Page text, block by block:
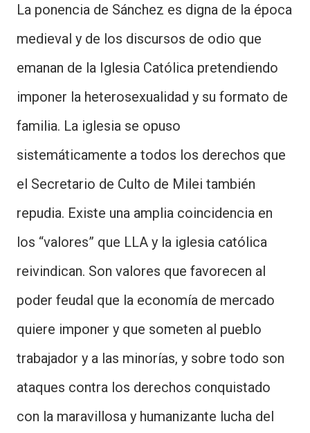
La ponencia de Sánchez es digna de la época
medieval y de los discursos de odio que
emanan de la Iglesia Católica pretendiendo
imponer la heterosexualidad y su formato de
familia. La iglesia se opuso
sistemáticamente a todos los derechos que
el Secretario de Culto de Milei también
repudia. Existe una amplia coincidencia en
los “valores” que LLA y la iglesia católica
reivindican. Son valores que favorecen al
poder feudal que la economía de mercado
quiere imponer y que someten al pueblo
trabajador y a las minorías, y sobre todo son
ataques contra los derechos conquistado
con la maravillosa y humanizante lucha del